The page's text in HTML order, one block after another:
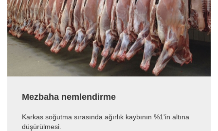
Mezbaha nemlendirme
Karkas soğutma sırasında ağırlık kaybının %1'in altına
düşürülmesi.